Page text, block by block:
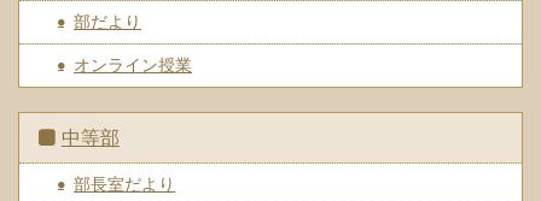
部だより
オンライン授業
中等部
部長室だより